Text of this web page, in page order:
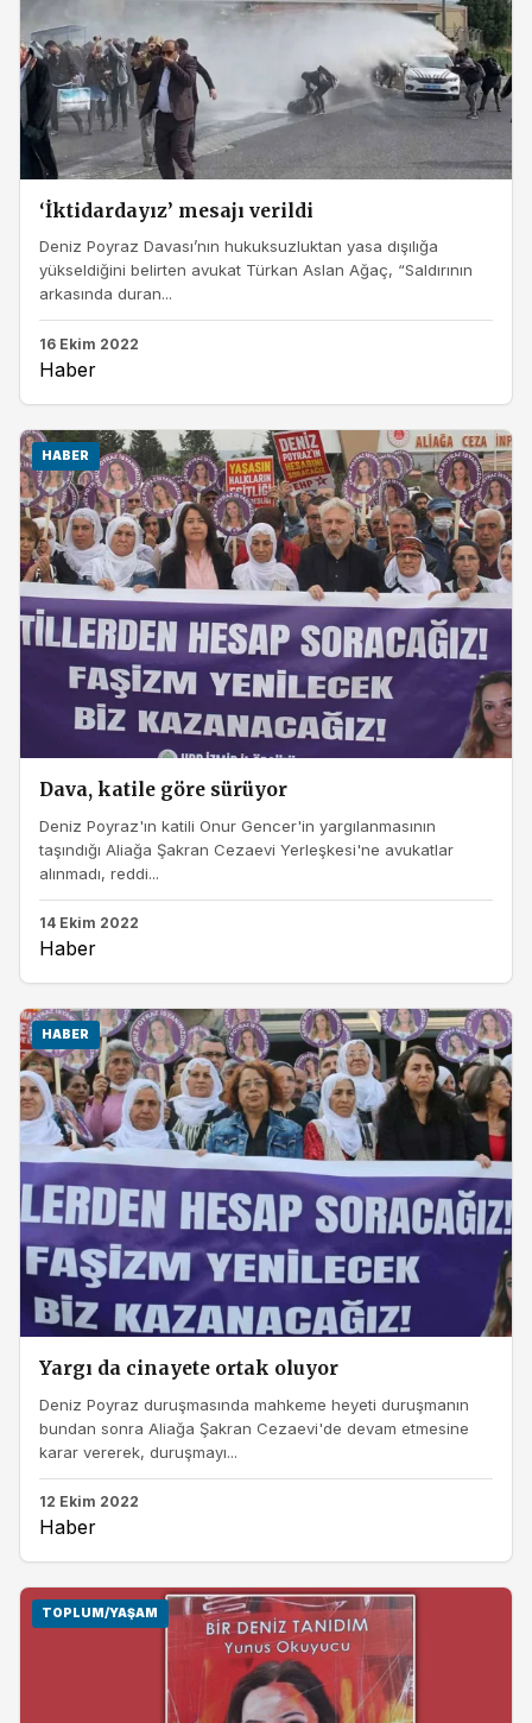
‘İktidardayız’ mesajı verildi
Deniz Poyraz Davası’nın hukuksuzluktan yasa dışılığa
yükseldiğini belirten avukat Türkan Aslan Ağaç, “Saldırının
arkasında duran...
16 Ekim 2022
Haber
HABER
Dava, katile göre sürüyor
Deniz Poyraz'ın katili Onur Gencer'in yargılanmasının
taşındığı Aliağa Şakran Cezaevi Yerleşkesi'ne avukatlar
alınmadı, reddi...
14 Ekim 2022
Haber
HABER
Yargı da cinayete ortak oluyor
Deniz Poyraz duruşmasında mahkeme heyeti duruşmanın
bundan sonra Aliağa Şakran Cezaevi'de devam etmesine
karar vererek, duruşmayı...
12 Ekim 2022
Haber
TOPLUM/YAŞAM